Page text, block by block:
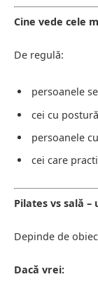
Cine vede cele
De regulă:
persoanele
cei cu
persoanele
cei care
Pilates vs sală
Depinde de
Dacă vrei: